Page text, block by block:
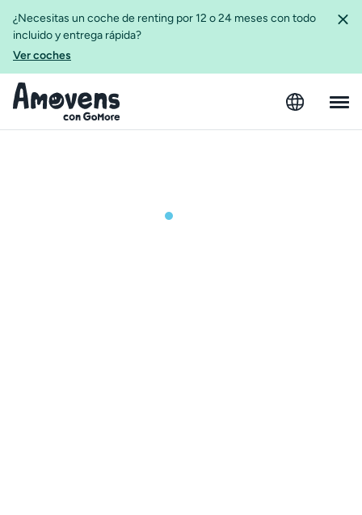
¿Necesitas un coche de renting por 12 o 24 meses con todo
incluido y entrega rápida?
Ver coches